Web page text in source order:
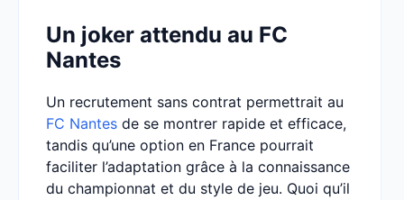
Un joker attendu au FC
Nantes
Un recrutement sans contrat permettrait au
FC Nantes de se montrer rapide et efficace,
tandis qu’une option en France pourrait
faciliter l’adaptation grâce à la connaissance
du championnat et du style de jeu. Quoi qu’il